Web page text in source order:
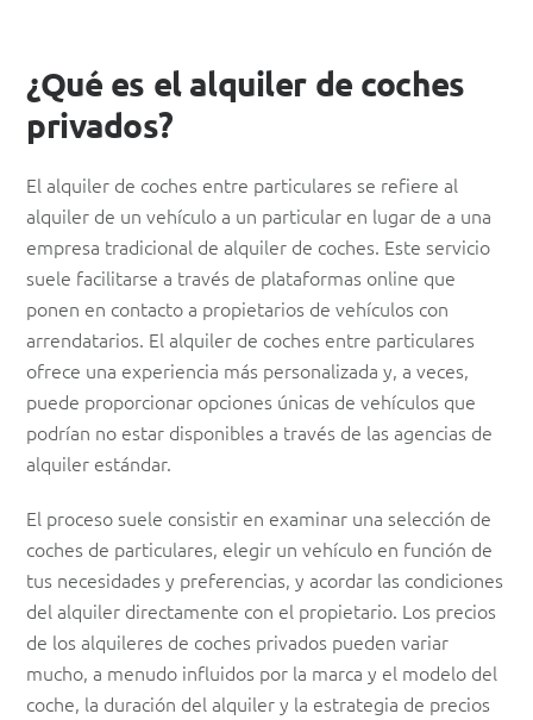
¿Qué es el alquiler de coches
privados?
El alquiler de coches entre particulares se refiere al
alquiler de un vehículo a un particular en lugar de a una
empresa tradicional de alquiler de coches. Este servicio
suele facilitarse a través de plataformas online que
ponen en contacto a propietarios de vehículos con
arrendatarios. El alquiler de coches entre particulares
ofrece una experiencia más personalizada y, a veces,
puede proporcionar opciones únicas de vehículos que
podrían no estar disponibles a través de las agencias de
alquiler estándar.
El proceso suele consistir en examinar una selección de
coches de particulares, elegir un vehículo en función de
tus necesidades y preferencias, y acordar las condiciones
del alquiler directamente con el propietario. Los precios
de los alquileres de coches privados pueden variar
mucho, a menudo influidos por la marca y el modelo del
coche, la duración del alquiler y la estrategia de precios